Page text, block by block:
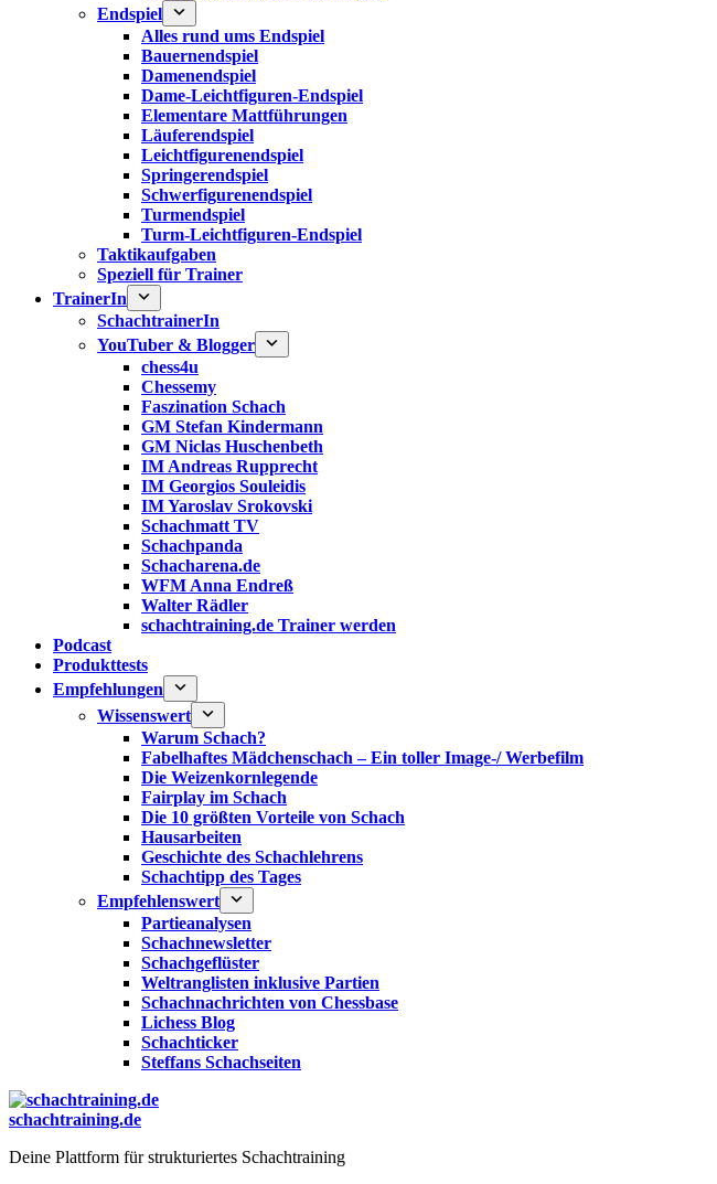
Endspiel
Alles rund ums Endspiel
Bauernendspiel
Damenendspiel
Dame-Leichtfiguren-Endspiel
Elementare Mattführungen
Läuferendspiel
Leichtfigurenendspiel
Springerendspiel
Schwerfigurenendspiel
Turmendspiel
Turm-Leichtfiguren-Endspiel
Taktikaufgaben
Speziell für Trainer
TrainerIn
SchachtrainerIn
YouTuber & Blogger
chess4u
Chessemy
Faszination Schach
GM Stefan Kindermann
GM Niclas Huschenbeth
IM Andreas Rupprecht
IM Georgios Souleidis
IM Yaroslav Srokovski
Schachmatt TV
Schachpanda
Schacharena.de
WFM Anna Endreß
Walter Rädler
schachtraining.de Trainer werden
Podcast
Produkttests
Empfehlungen
Wissenswert
Warum Schach?
Fabelhaftes Mädchenschach – Ein toller Image-/ Werbefilm
Die Weizenkornlegende
Fairplay im Schach
Die 10 größten Vorteile von Schach‎
Hausarbeiten
Geschichte des Schachlehrens
Schachtipp des Tages
Empfehlenswert
Partieanalysen
Schachnewsletter
Schachgeflüster
Weltranglisten inklusive Partien
Schachnachrichten von Chessbase
Lichess Blog
Schachticker
Steffans Schachseiten
schachtraining.de
Deine Plattform für strukturiertes Schachtraining